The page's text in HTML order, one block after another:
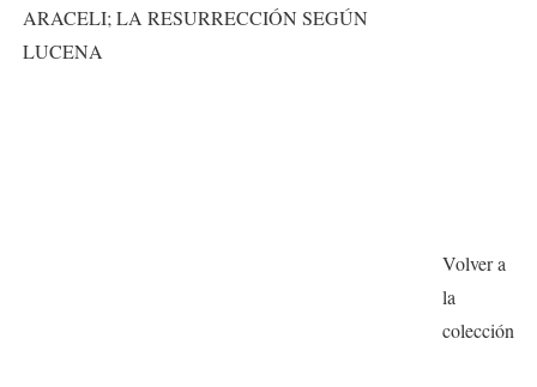
ARACELI; LA RESURRECCIÓN SEGÚN
LUCENA
Volver a
la
colección